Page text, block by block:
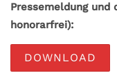
Pressemeldung
honorarfrei):
DOWNLOAD